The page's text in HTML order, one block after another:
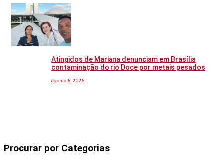
Atingidos de Mariana denunciam em Brasília
contaminação do rio Doce por metais pesados
agosto 6, 2026
Procurar por Categorias